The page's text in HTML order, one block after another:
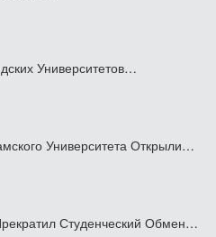
Университетов…
Университета Открыли…
Студенческий Обмен…